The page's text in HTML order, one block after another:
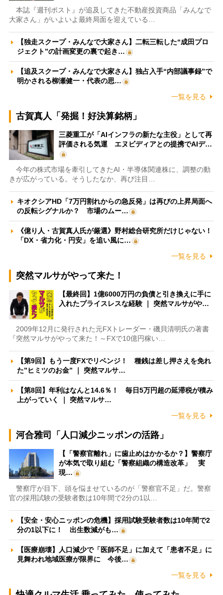
本誌『週刊ポスト』が追及してきた不動産投資商品「みんなで
大家さん」がいよいよ最終局面を迎えている…
【独走スクープ・みんなで大家さん】二転三転した“成田プロ
ジェクト”の計画変更の裏で起き…
【追及スクープ・みんなで大家さん】独占入手“内部議事録”で
明かされる柳瀬健一・代表の思…
一覧を見る
古賀真人「発掘！好決算銘柄」
三菱重工が「AIインフラの新たな主役」として再
評価される気運 エヌビディアとの提携でAIデ…
今年の株式市場を牽引してきたAI・半導体関連株に、調整の動
きが広がっている。そうしたなか、再び注目…
キオクシアHD「7万円割れからの急反発」は再びの上昇局面へ
の反転シグナルか？ 市場のムー…
《億り人・古賀真人氏が厳選》野村総合研究所だけじゃない！
「DX・省力化・円安」を追い風に…
一覧を見る
突然マルサがやって来た！
【最終回】1億6000万円の負債と引き換えに手に
入れたプライスレスな経験 ｜ 突然マルサがや…
2009年12月に発行された元FXトレーダー・磯貝清明氏の著書
『突然マルサがやって来た！～FXで10億円稼い…
【第9回】もう一度FXでリベンジ！ 種銭は差し押さえを免れ
た”ヒミツのお金” ｜ 突然マルサ…
【第8回】年利はなんと14.6％！ 毎日5万円超の延滞税が積み
上がっていく ｜ 突然マルサ…
一覧を見る
河合雅司「人口減少ニッポンの活路」
【「警察官離れ」に歯止めはかかるか？】警察庁
が本気で取り組む「警察組織の構造改革」 実
現…
警察庁が目下、頭を悩ませているのが「警察官不足」だ。警察
官の採用試験の受験者数は10年間で2分の1以…
【安全・安心ニッポンの危機】採用試験受験者数は10年間で2
分の1以下に！ 出生数減がも…
【医療崩壊】人口減少で「医師不足」に加えて「患者不足」に
見舞われ地域医療が限界に 今後…
一覧を見る